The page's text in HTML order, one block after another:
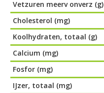
Vetzuren meerv onverz (g)
Cholesterol (mg)
Koolhydraten, totaal (g)
Calcium (mg)
Fosfor (mg)
IJzer, totaal (mg)